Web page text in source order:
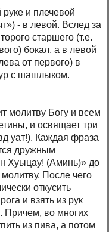
и плечевой
- в левой. Вслед за
старшего (т.е.
бокал, а в левой
от первого) в
с шашлыком.
молитву Богу и всем
и освящает три
уат!). Каждая фраза
дружным
Хуыцау! (Аминь)» до
После чего
откусить
и взять из рук
Причем, во многих
из пива, а потом